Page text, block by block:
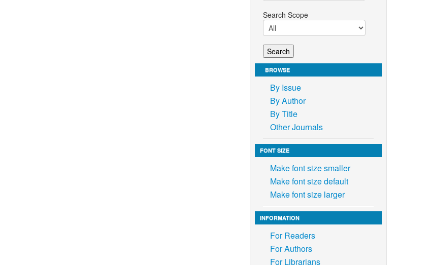
Search Scope
BROWSE
By Issue
By Author
By Title
Other Journals
FONT SIZE
Make font size smaller
Make font size default
Make font size larger
INFORMATION
For Readers
For Authors
For Librarians